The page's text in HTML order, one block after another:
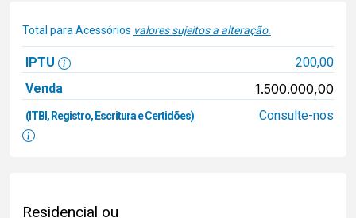
Total para Acessórios valores sujeitos a alteração.
IPTU
200,00
Venda
1.500.000,00
(ITBI, Registro, Escritura e Certidões) Consulte-nos
Residencial ou